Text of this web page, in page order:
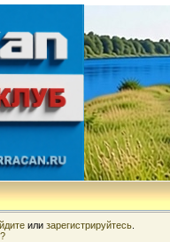
или зарегистрируйтесь